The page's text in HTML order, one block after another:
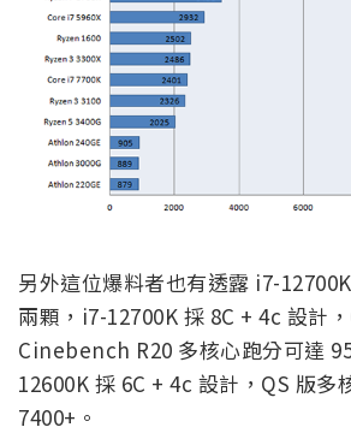
另外這位爆料者也有透露 i7-
兩顆，i7-12700K 採 8C + 4c 設計
Cinebench R20 多核心跑分可達
12600K 採 6C + 4c 設計，QS 版多
7400+。